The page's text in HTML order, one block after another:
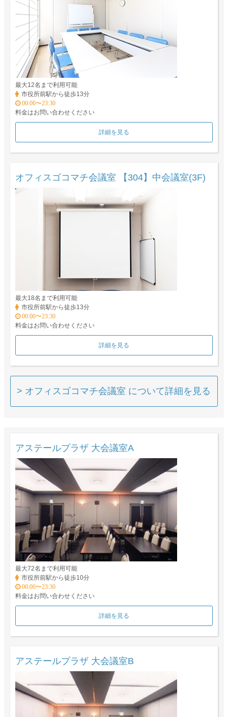
最大12名まで利用可能
市役所前駅から徒歩13分
00:00〜23:30
料金はお問い合わせください
詳細を見る
オフィスゴコマチ会議室 【304】中会議室(3F)
最大18名まで利用可能
市役所前駅から徒歩13分
00:00〜23:30
料金はお問い合わせください
詳細を見る
> オフィスゴコマチ会議室 について詳細を見る
アステールプラザ 大会議室A
最大72名まで利用可能
市役所前駅から徒歩10分
00:00〜23:30
料金はお問い合わせください
詳細を見る
アステールプラザ 大会議室B